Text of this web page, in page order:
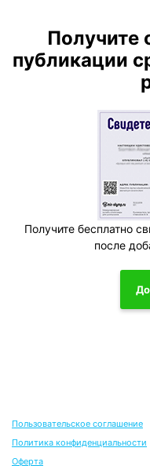
Получите
публикации
Получите бесплатно
после
Пользовательское соглашение
Политика конфиденциальности
Оферта